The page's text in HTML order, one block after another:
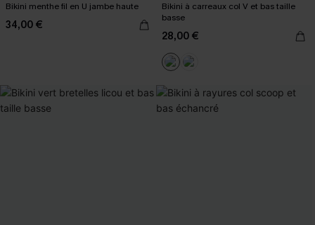
Bikini menthe fil en U jambe haute
34,00 €
Bikini à carreaux col V et bas taille
basse
28,00 €